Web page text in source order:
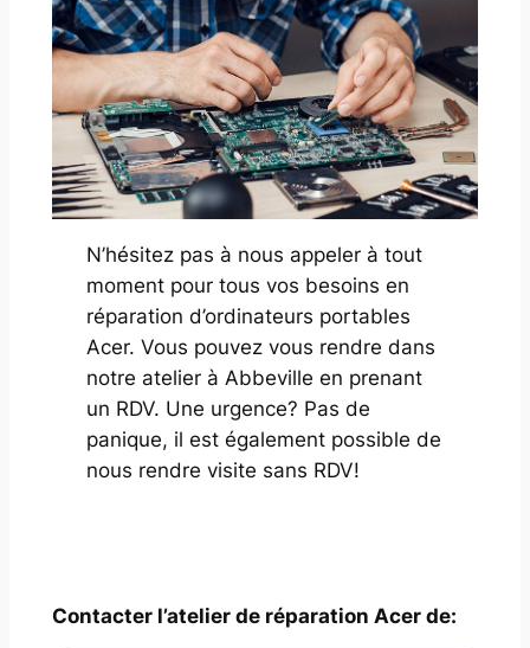
N’hésitez pas à nous appeler à tout
moment pour tous vos besoins en
réparation d’ordinateurs portables
Acer. Vous pouvez vous rendre dans
notre atelier à Abbeville en prenant
un RDV. Une urgence? Pas de
panique, il est également possible de
nous rendre visite sans RDV!
Contacter l’atelier de réparation Acer de: